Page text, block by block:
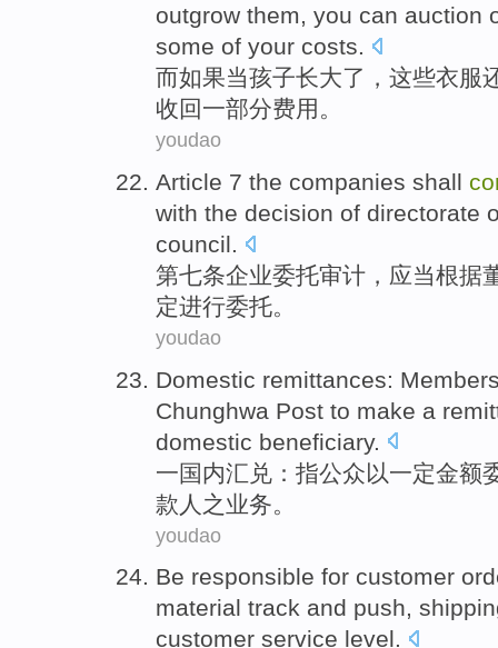
outgrow them, you can auction
some of your costs.
而如果当孩子长大了 ， 这些衣服
收回 一部分费用。
youdao
Article 7 the companies shall
with the decision of directorate
council.
第七条企业委托审计 ， 应当根据
定进行委托。
youdao
Domestic remittances:
Chunghwa Post to make a
domestic beneficiary.
一国内汇兑 ：指公众以一定金额
款人之业务。
youdao
Be responsible for customer
material track and push,
customer service level.